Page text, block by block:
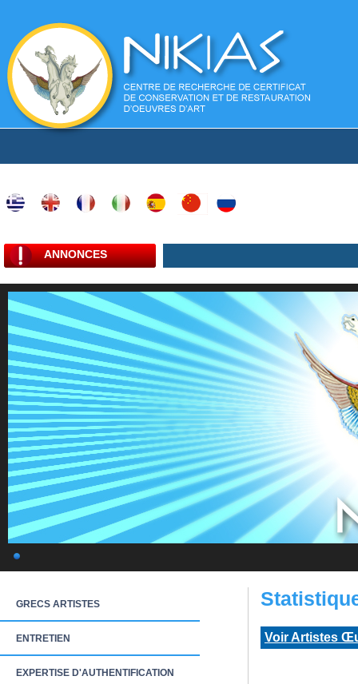
ANNONCES
GRECS ARTISTES
ENTRETIEN
EXPERTISE D'AUTHENTIFICATION
Voir Artistes